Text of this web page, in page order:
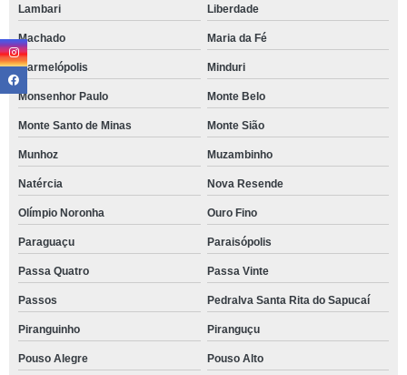
Lambari Liberdade
Machado Maria da Fé
Marmelópolis Minduri
Monsenhor Paulo Monte Belo
Monte Santo de Minas Monte Sião
Munhoz Muzambinho
Natércia Nova Resende
Olímpio Noronha Ouro Fino
Paraguaçu Paraisópolis
Passa Quatro Passa Vinte
Passos Pedralva Santa Rita do Sapucaí
Piranguinho Piranguçu
Pouso Alegre Pouso Alto